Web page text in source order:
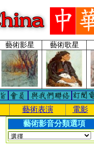
藝術影星 藝術歌星
藝術表演 電影
藝術影音分類選項